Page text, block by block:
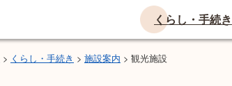
くらし・手続き
> くらし・手続き > 施設案内 > 観光施設